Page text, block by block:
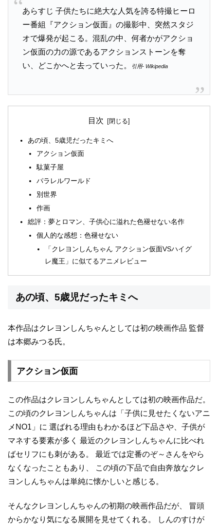
あらすじ 子供たちに絶大な人気を誇る特撮ヒーロ
ー番組『アクション仮面』の撮影中、突然スタジ
オで爆発が起こる。混乱の中、何者かがアクショ
ン仮面の力の源であるアクションストーンを奪
い、どこかへと去っていった。
引用- Wikipedia
目次
あの頃、5歳児だったキミへ
アクション仮面
駄菓子屋
パラレルワールド
別世界
作画
総評：夢とロマン、子供心に溢れた色褪せない名作
個人的な感想：色褪せない
「クレヨンしんちゃん アクション仮面VSハイグ
レ魔王」に似てるアニメレビュー
あの頃、5歳児だったキミへ
本作品はクレヨンしんちゃんとしては初の映画作品 監督
は本郷みつる氏。
アクション仮面
この作品はクレヨンしんちゃんとしては初の映画作品だ。
この頃のクレヨンしんちゃんは「子供に見せたくないアニ
メNO1」に 選ばれる理由もわかるほど下品さや、子供が
マネする要素が多く 最近のクレヨンしんちゃんに比べれ
ばセリフにも刺がある。
最近では定番のぞ～さんをやら
なくなったこともあり、
この頃の下品で自由奔放なクレ
ヨンしんちゃんは単純に懐かしいと感じる。
そんなクレヨンしんちゃんの初期の映画作品だが、
冒頭
からかなり気になる展開を見せてくれる。
しんのすけが